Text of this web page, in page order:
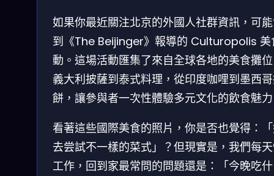
如果你最近關注北京的外國人社群資訊，可
到《The Beijinger》報導的 Culturopolis 美
動。這場活動匯集了來自全球各地的美食攤
義大利披薩到泰式料理，從印度咖哩到墨西
餅，讓參與者一次性體驗多元文化的飲食魅
看著這些國際美食的照片，你是否也覺得：
去尝試不一樣的菜式」？但現實是，我們每
工作，回到家最常問的問題還是：「今晚吃什